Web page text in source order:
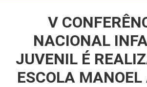
V
NACIONAL
JUVENIL É
ESCOLA